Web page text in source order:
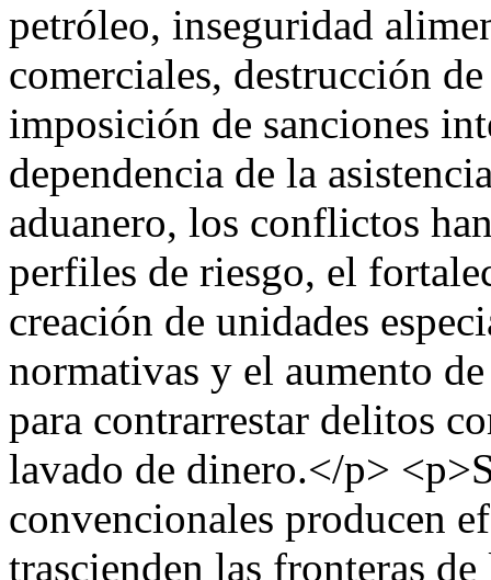
petróleo, inseguridad
comerciales, destrucción
imposición de sanciones
dependencia de la
aduanero, los conflictos
perfiles de riesgo, el
creación de unidades
normativas y el aumento
para contrarrestar delitos
lavado de dinero.</p>
convencionales producen
trascienden las fronteras